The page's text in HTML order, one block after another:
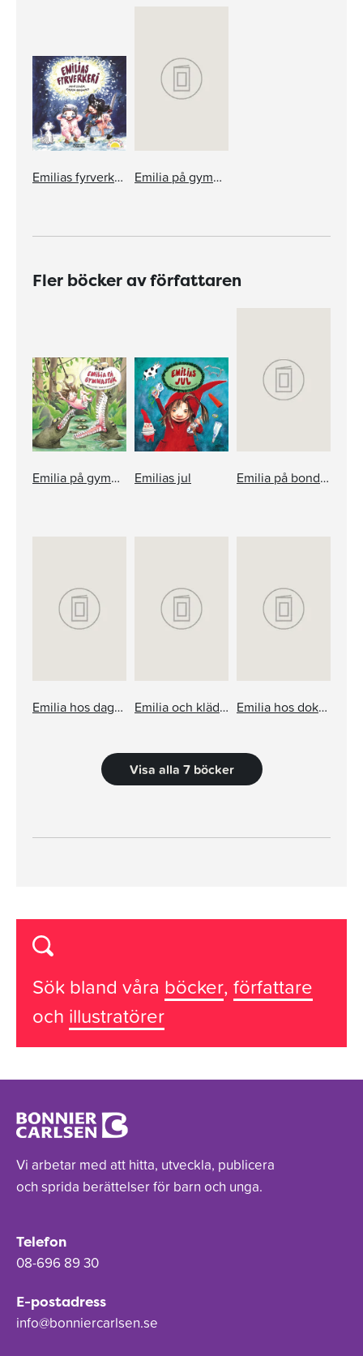
Emilias fyrverkeri Emilia på gymnastik
Fler böcker av författaren
Emilia på gymnastik Emilias jul Emilia på bondgården
Emilia hos dagmamman Emilia och klädträdet Emilia hos doktorn
Visa alla 7 böcker
Sök bland våra böcker, författare
och illustratörer
Vi arbetar med att hitta, utveckla, publicera
och sprida berättelser för barn och unga.
Telefon
08-696 89 30
E-postadress
info@bonniercarlsen.se